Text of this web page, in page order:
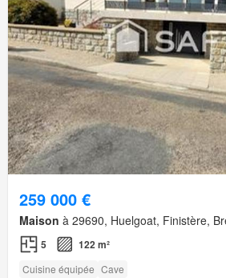
259 000 €
Maison à 29690, Huelgoat, Finistère,
5 122 m²
Cuisine équipée Cave